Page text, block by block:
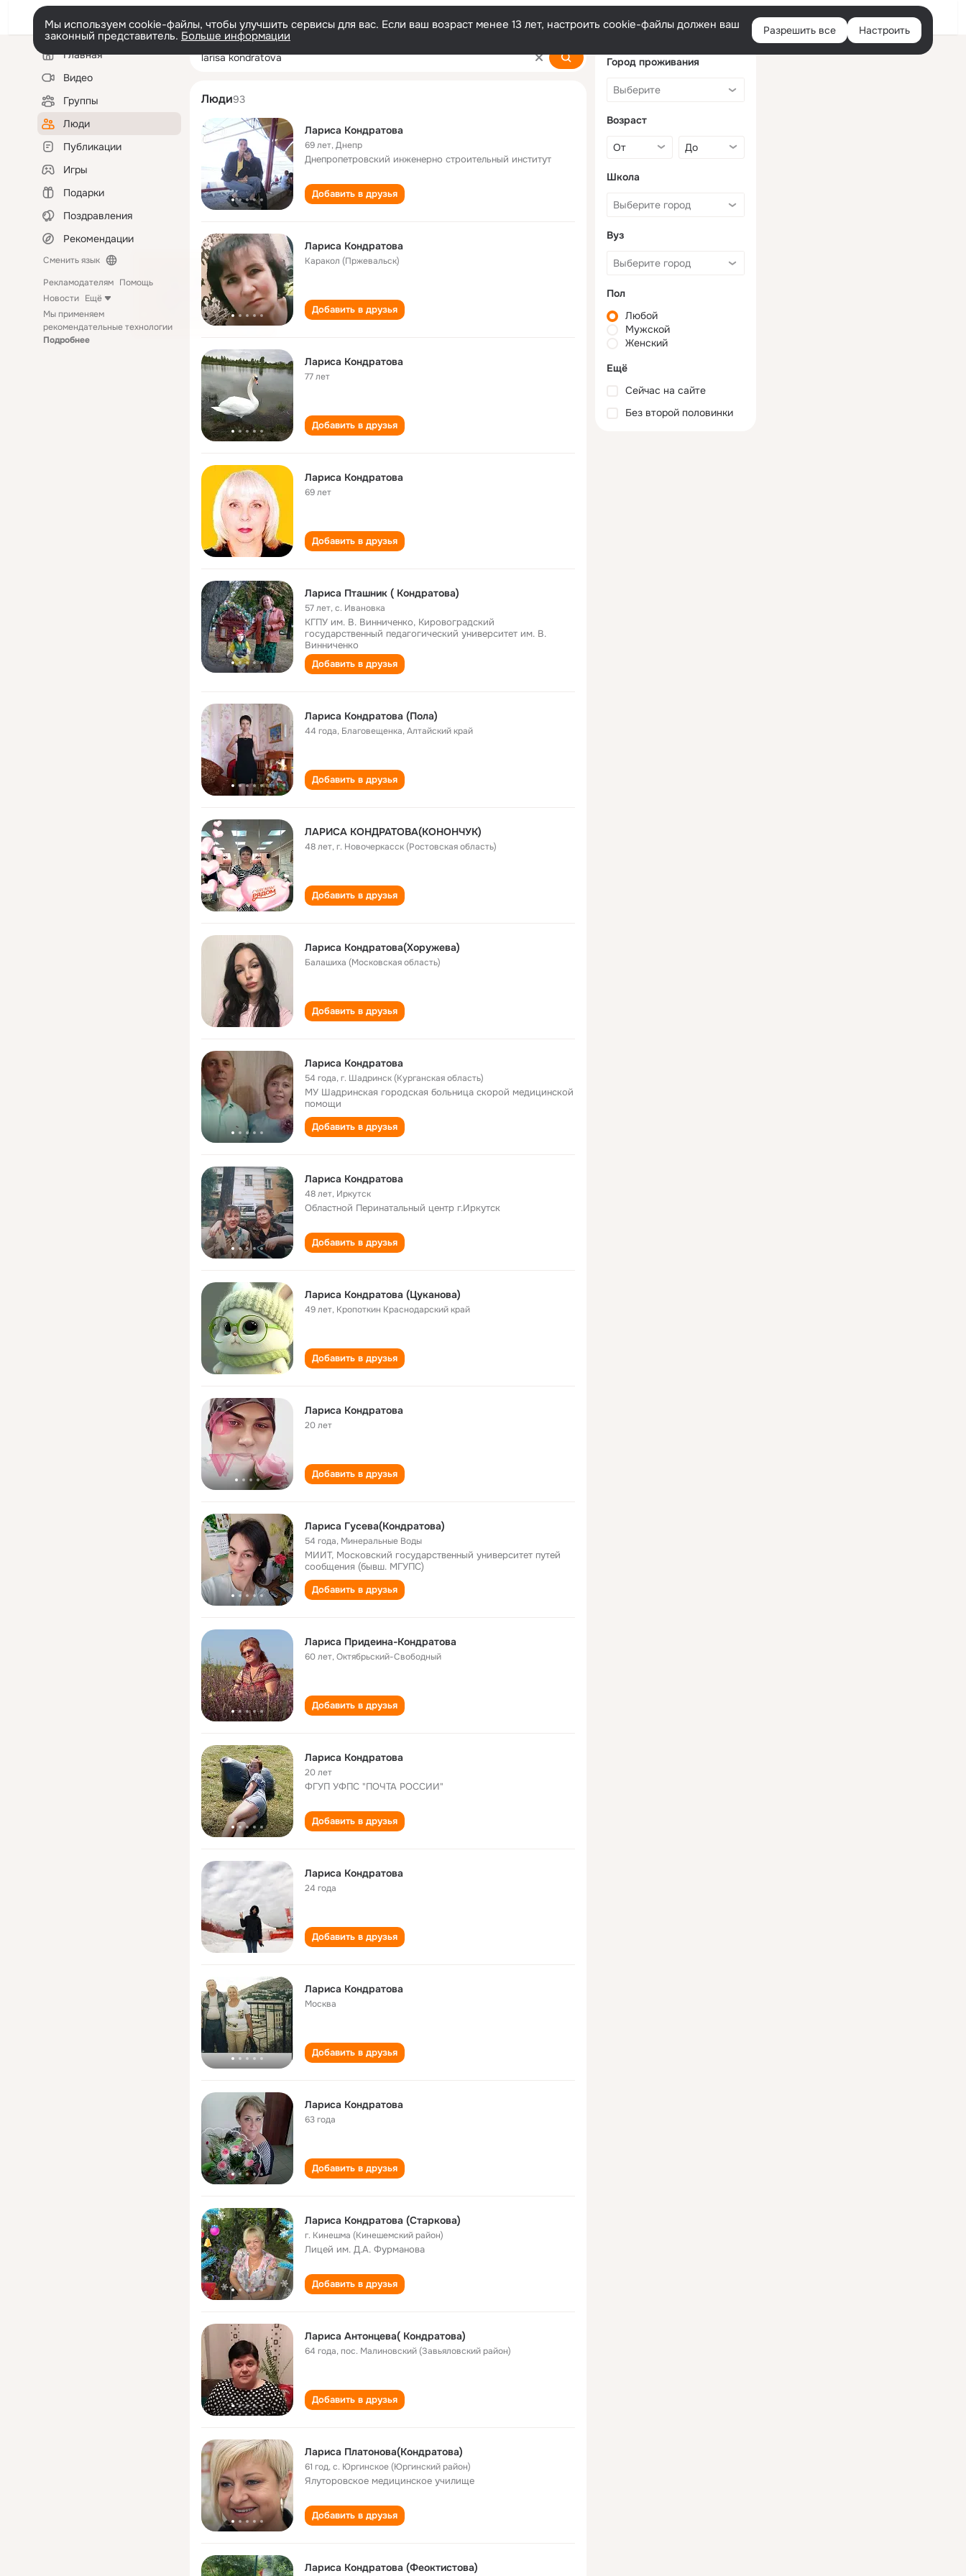
Войти
Мы используем cookie-файлы, чтобы улучшить сервисы для вас. Если ваш возраст менее 13 лет, настроить cookie-файлы должен ваш
законный представитель. Больше информации Разрешить все Настроить
Левая
колонкаГлавная
Видео
Группы
Люди
Публикации
Игры
Подарки
Поздравления
Рекомендации
Сменить язык
Рекламодателям Помощь
Новости Ещё
Мы применяем
рекомендательные технологии
Подробнее
larisa kondratova
Люди93
Лариса Кондратова
69 лет,Днепр
Днепропетровский инженерно строительный институт
Добавить в друзья
Лариса Кондратова
Каракол (Пржевальск)
Добавить в друзья
Лариса Кондратова
77 лет
Добавить в друзья
Лариса Кондратова
69 лет
Добавить в друзья
Лариса Пташник ( Кондратова)
57 лет,с. Ивановка
КГПУ им. В. Винниченко, Кировоградский
государственный педагогический университет им. В.
Винниченко
Добавить в друзья
Лариса Кондратова (Пола)
44 года, Благовещенка, Алтайский край
Добавить в друзья
ЛАРИСА КОНДРАТОВА(КОНОНЧУК)
48 лет,г. Новочеркасск (Ростовская область)
Добавить в друзья
Лариса Кондратова(Хоружева)
Балашиха (Московская область)
Добавить в друзья
Лариса Кондратова
54 года,г. Шадринск (Курганская область)
МУ Шадринская городская больница скорой медицинской
помощи
Добавить в друзья
Лариса Кондратова
48 лет, Иркутск
Областной Перинатальный центр г.Иркутск
Добавить в друзья
Лариса Кондратова (Цуканова)
49 лет, Кропоткин Краснодарский край
Добавить в друзья
Лариса Кондратова
20 лет
Добавить в друзья
Лариса Гусева(Кондратова)
54 года, Минеральные Воды
МИИТ, Московский государственный университет путей
сообщения (бывш. МГУПС)
Добавить в друзья
Лариса Придеина-Кондратова
60 лет,Октябрьский-Свободный
Добавить в друзья
Лариса Кондратова
20 лет
ФГУП УФПС "ПОЧТА РОССИИ"
Добавить в друзья
Лариса Кондратова
24 года
Добавить в друзья
Лариса Кондратова
Москва
Добавить в друзья
Лариса Кондратова
63 года
Добавить в друзья
Лариса Кондратова (Старкова)
г. Кинешма (Кинешемский район)
Лицей им. Д.А. Фурманова
Добавить в друзья
Лариса Антонцева( Кондратова)
64 года,пос. Малиновский (Завьяловский район)
Добавить в друзья
Лариса Платонова(Кондратова)
61 год,с. Юргинское (Юргинский район)
Ялуторовское медицинское училище
Добавить в друзья
Лариса Кондратова (Феоктистова)
Город проживания
Возраст
Школа
Вуз
Пол
Любой
Мужской
Женский
Ещё
Сейчас на сайте
Без второй половинки